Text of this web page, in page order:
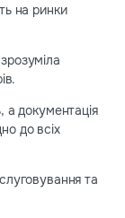
на ринки
а документація
до всіх
та